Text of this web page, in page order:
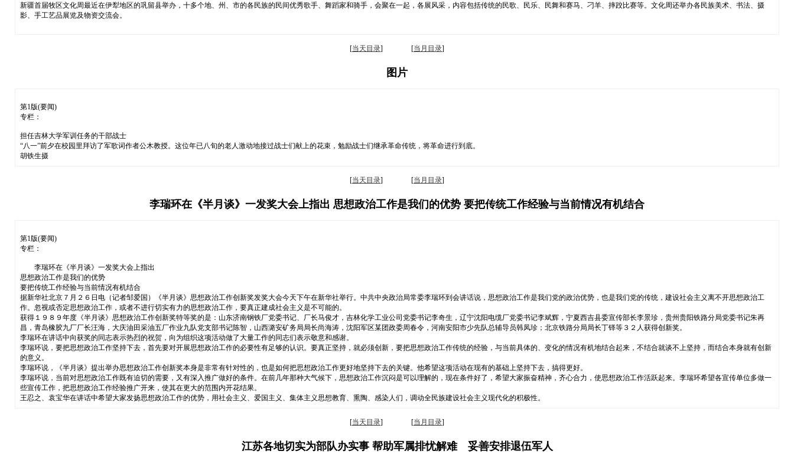
新疆首届牧区文化周最近在伊犁地区的巩留县举办，十多个地、州、市的各民族的民间优秀歌手、舞蹈家和骑手，会聚在一起，各展风采，内容包括传统的民歌、民乐、民舞和赛马、刁羊、摔跤比赛等。文化周还举办各民族美术、书法、摄
影、手工艺品展览及物资交流会。
[当天目录] [当月目录]
图片
第1版(要闻)
专栏：
担任吉林大学军训任务的干部战士
“八一”前夕在校园里拜访了军歌词作者公木教授。这位年已八旬的老人激动地接过战士们献上的花束，勉励战士们继承革命传统，将革命进行到底。
胡铁生摄
[当天目录] [当月目录]
李瑞环在《半月谈》一发奖大会上指出 思想政治工作是我们的优势 要把传统工作经验与当前情况有机结合
第1版(要闻)
专栏：
李瑞环在《半月谈》一发奖大会上指出
思想政治工作是我们的优势
要把传统工作经验与当前情况有机结合
据新华社北京７月２６日电（记者邹爱国）《半月谈》思想政治工作创新奖发奖大会今天下午在新华社举行。中共中央政治局常委李瑞环到会讲话说，思想政治工作是我们党的政治优势，也是我们党的传统，建设社会主义离不开思想政治工
作。忽视或否定思想政治工作，或者不进行切实有力的思想政治工作，要真正建成社会主义是不可能的。
获得１９８９年度《半月谈》思想政治工作创新奖特等奖的是：山东济南钢铁厂党委书记、厂长马俊才，吉林化学工业公司党委书记李奇生，辽宁沈阳电缆厂党委书记李斌辉，宁夏西吉县委宣传部长李景珍，贵州贵阳铁路分局党委书记朱再
昌，青岛橡胶九厂厂长汪海，大庆油田采油五厂作业九队党支部书记陈智，山西潞安矿务局局长尚海涛，沈阳军区某团政委周春令，河南安阳市少先队总辅导员韩凤珍；北京铁路分局局长丁铎等３２人获得创新奖。
李瑞环在讲话中向获奖的同志表示热烈的祝贺，向为组织这项活动做了大量工作的同志们表示敬意和感谢。
李瑞环说，要把思想政治工作坚持下去，首先要对开展思想政治工作的必要性有足够的认识。要真正坚持，就必须创新，要把思想政治工作传统的经验，与当前具体的、变化的情况有机地结合起来，不结合就谈不上坚持，而结合本身就有创新
的意义。
李瑞环说，《半月谈》提出举办思想政治工作创新奖本身是非常有针对性的，也是如何把思想政治工作更好地坚持下去的关键。他希望这项活动在现有的基础上坚持下去，搞得更好。
李瑞环说，当前对思想政治工作既有迫切的需要，又有深入推广做好的条件。在前几年那种大气候下，思想政治工作沉闷是可以理解的，现在条件好了，希望大家振奋精神，齐心合力，使思想政治工作活跃起来。李瑞环希望各宣传单位多做一
些宣传工作，把思想政治工作经验推广开来，使其在更大的范围内开花结果。
王忍之、袁宝华在讲话中希望大家发扬思想政治工作的优势，用社会主义、爱国主义、集体主义思想教育、熏陶、感染人们，调动全民族建设社会主义现代化的积极性。
[当天目录] [当月目录]
江苏各地切实为部队办实事 帮助军属排忧解难 妥善安排退伍军人